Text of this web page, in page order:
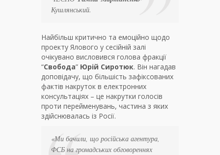
Кушлянський.
Найбільш критично та емоційно щодо
проекту Ялового у сесійній залі
очікувано висловився голова фракції
“Свобода” Юрій Сиротюк. Він нагадав
доповідачу, що більшість зафіксованих
фактів накруток в електронних
консультаціях – це накрутки голосів
проти перейменувань, частина з яких
здійснювалась із Росії.
«Ми бачили, що російська агентура,
ФСБ на громадських обговореннях